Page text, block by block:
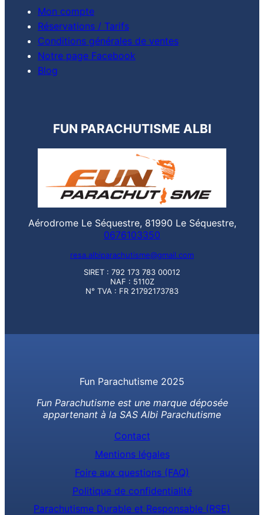
Mon compte
Réservations / Tarifs
Conditions générales de ventes
Notre page Facebook
Blog
FUN PARACHUTISME ALBI
Aérodrome Le Séquestre, 81990 Le Séquestre,
0676103350
resa.albiparachutisme@gmail.com
SIRET : 792 173 783 00012
NAF : 5110Z
N° TVA : FR 21792173783
Fun Parachutisme 2025
Fun Parachutisme est une marque déposée
appartenant à la SAS Albi Parachutisme
Contact
Mentions légales
Foire aux questions (FAQ)
Politique de confidentialité
Parachutisme Durable et Responsable (RSE)